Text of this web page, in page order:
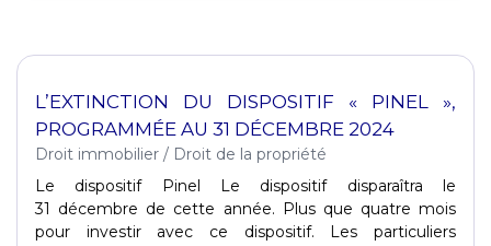
L’EXTINCTION DU DISPOSITIF « PINEL »,
PROGRAMMÉE AU 31 DÉCEMBRE 2024
Droit immobilier / Droit de la propriété
Le dispositif Pinel Le dispositif disparaîtra le
31 décembre de cette année. Plus que quatre mois
pour investir avec ce dispositif. Les particuliers